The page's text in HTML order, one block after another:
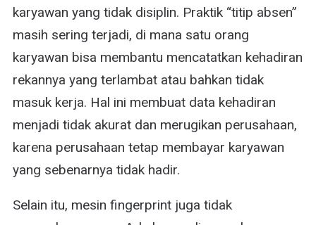
karyawan yang tidak disiplin. Praktik “titip absen”
masih sering terjadi, di mana satu orang
karyawan bisa membantu mencatatkan kehadiran
rekannya yang terlambat atau bahkan tidak
masuk kerja. Hal ini membuat data kehadiran
menjadi tidak akurat dan merugikan perusahaan,
karena perusahaan tetap membayar karyawan
yang sebenarnya tidak hadir.
Selain itu, mesin fingerprint juga tidak